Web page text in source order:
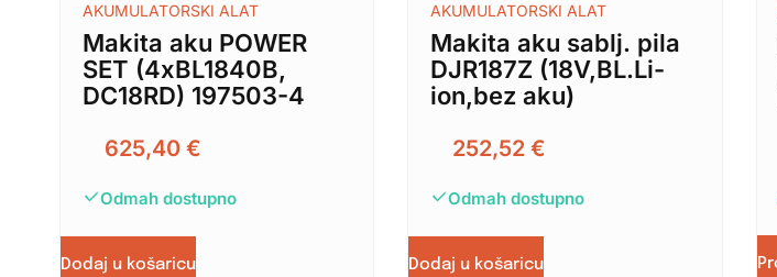
AKUMULATORSKI ALAT
Makita aku POWER
SET (4xBL1840B,
DC18RD) 197503-4
625,40 €
Odmah dostupno
Dodaj u košaricu
AKUMULATORSKI ALAT
Makita aku sablj. pila
DJR187Z (18V,BL.Li-
ion,bez aku)
252,52€
Odmah dostupno
Dodaj u košaricu